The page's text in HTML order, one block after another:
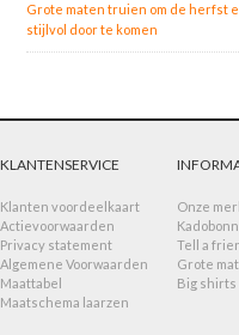
Grote maten truien om de herfst
stijlvol door te komen
KLANTENSERVICE
Klanten voordeelkaart
Actievoorwaarden
Privacy statement
Algemene Voorwaarden
Maattabel
Maatschema laarzen
Onze
Tell a
Grote
Big shirts